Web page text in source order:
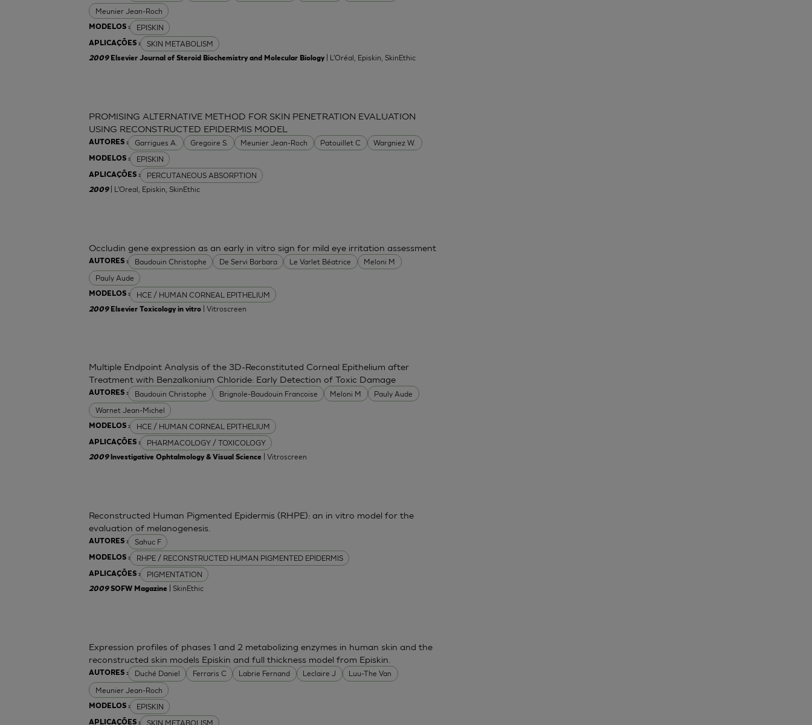
Meunier Jean-Roch
MODELOS : EPISKIN
APLICAÇÕES : SKIN METABOLISM
2009 Elsevier Journal of Steroid Biochemistry and Molecular Biology| L'Oréal, Episkin, SkinEthic
AUTORES : Garrigues A. Gregoire S. Meunier Jean-Roch Patouillet C Wargniez W.
MODELOS : EPISKIN
APLICAÇÕES : PERCUTANEOUS ABSORPTION
PROMISING ALTERNATIVE METHOD FOR SKIN PENETRATION EVALUATION
USING RECONSTRUCTED EPIDERMIS MODEL
2009 | L'Oreal, Episkin, SkinEthic
AUTORES : Baudouin Christophe De Servi Barbara Le Varlet Béatrice
Meloni M
Pauly Aude
MODELOS : HCE / HUMAN CORNEAL EPITHELIUM
Occludin gene expression as an early in vitro sign for mild eye irritation assessment
2009 Elsevier Toxicology in vitro | Vitroscreen
AUTORES : Baudouin Christophe Brignole-Baudouin Francoise Meloni M
Pauly Aude
Warnet Jean-Michel
MODELOS : HCE / HUMAN CORNEAL EPITHELIUM
APLICAÇÕES : PHARMACOLOGY / TOXICOLOGY
Multiple Endpoint Analysis of the 3D-Reconstituted Corneal Epithelium after
Treatment with Benzalkonium Chloride: Early Detection of Toxic Damage
2009 lnvestigative Ophtalmology & Visual Science | Vitroscreen
AUTORES : Sahuc F
MODELOS : RHPE / RECONSTRUCTED HUMAN PIGMENTED EPIDERMIS
APLICAÇÕES : PIGMENTATION
Reconstructed Human Pigmented Epidermis (RHPE): an in vitro model for the
evaluation of melanogenesis.
2009SOFW Magazine | SkinEthic
AUTORES : Duché Daniel Ferraris C Labrie Fernand Leclaire J
Luu-The Van
Meunier Jean-Roch
MODELOS : EPISKIN
APLICAÇÕES : SKIN METABOLISM
Expression profiles of phases 1 and 2 metabolizing enzymes in human skin and the
reconstructed skin models Episkin and full thickness model from Episkin.